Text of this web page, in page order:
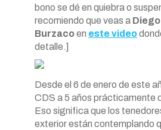
bono se dé en quiebra o
recomiendo que veas a
Burzacoen este video
detalle.]
Desde el 6 de enero de este
CDS a 5 años prácticamente
Eso significa que los
exterior están contemplando